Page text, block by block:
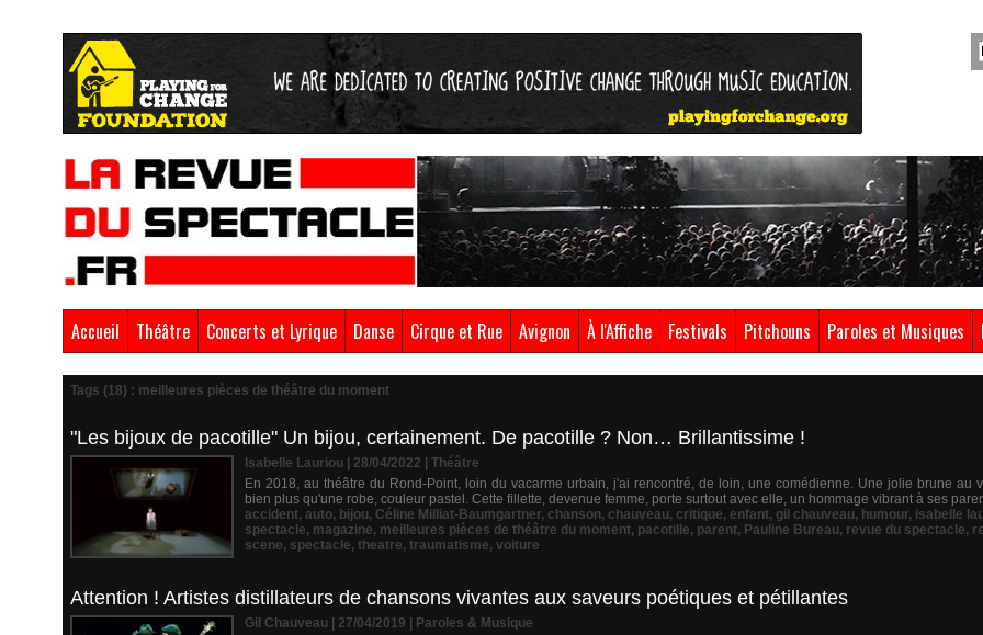
Accueil Théâtre Concerts et Lyrique Danse Cirque et Rue Avignon À l'Affiche Festivals Pitchouns Paroles et Musiques
Tags (18) : meilleures pièces de théâtre du moment
"Les bijoux de pacotille" Un bijou, certainement. De pacotille ? Non… Brillantissime !
Isabelle Lauriou | 28/04/2022
Théâtre
En 2018, au théâtre du Rond-Point, loin du vacarme urbain, j'ai rencontré, de loin, une comédienne. Une jolie brune au
bien plus qu'une robe, couleur pastel. Cette fillette, devenue femme, porte surtout avec elle, un hommage vibrant à ses
accident, auto, bijou, Céline Milliat-Baumgartner, chanson, chauveau, critique, enfant, gil chauveau, humour, isabelle
spectacle, magazine, meilleures pièces de théâtre du moment, pacotille, parent, Pauline Bureau, revue du spectacle,
scene, spectacle, theatre, traumatisme, voiture
Attention ! Artistes distillateurs de chansons vivantes aux saveurs poétiques et pétillantes
Gil Chauveau | 27/04/2019
Paroles & Musique